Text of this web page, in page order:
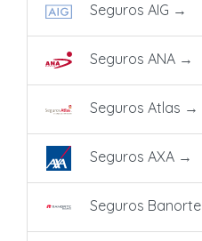
Seguros AIG →
Seguros ANA →
Seguros Atlas →
Seguros AXA →
Seguros Banorte